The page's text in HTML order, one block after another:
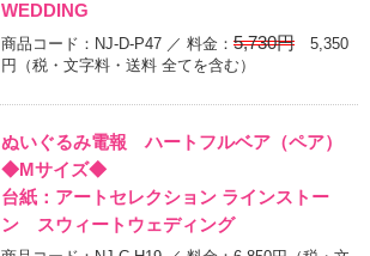
WEDDING
商品コード：NJ-D-P47 ／ 料金： 5,730円 5,350
円
（税・文字料・送料 全てを含む）
ぬいぐるみ電報 ハートフルベア（ペア）
◆Mサイズ◆
台紙：アートセレクション ラインストー
ン スウィートウェディング